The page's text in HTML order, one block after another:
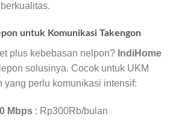
untuk Komunikasi Takengon
plus kebebasan nelpon? IndiHome
solusinya. Cocok untuk UKM
yang perlu komunikasi intensif:
Mbps: Rp300Rb/bulan